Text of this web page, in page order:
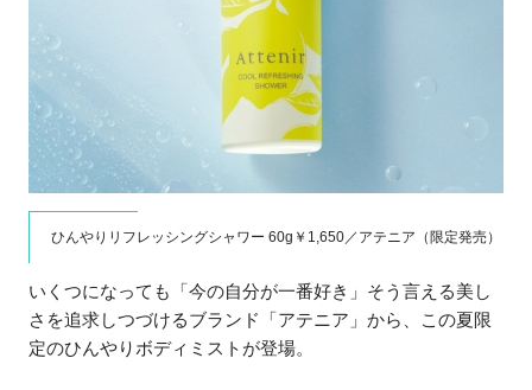
ひんやりリフレッシングシャワー 60g￥1,650／アテニア（限定発売）
いくつになっても「今の自分が一番好き」そう言える美し
さを追求しつづけるブランド「アテニア」から、この夏限
定のひんやりボディミストが登場。